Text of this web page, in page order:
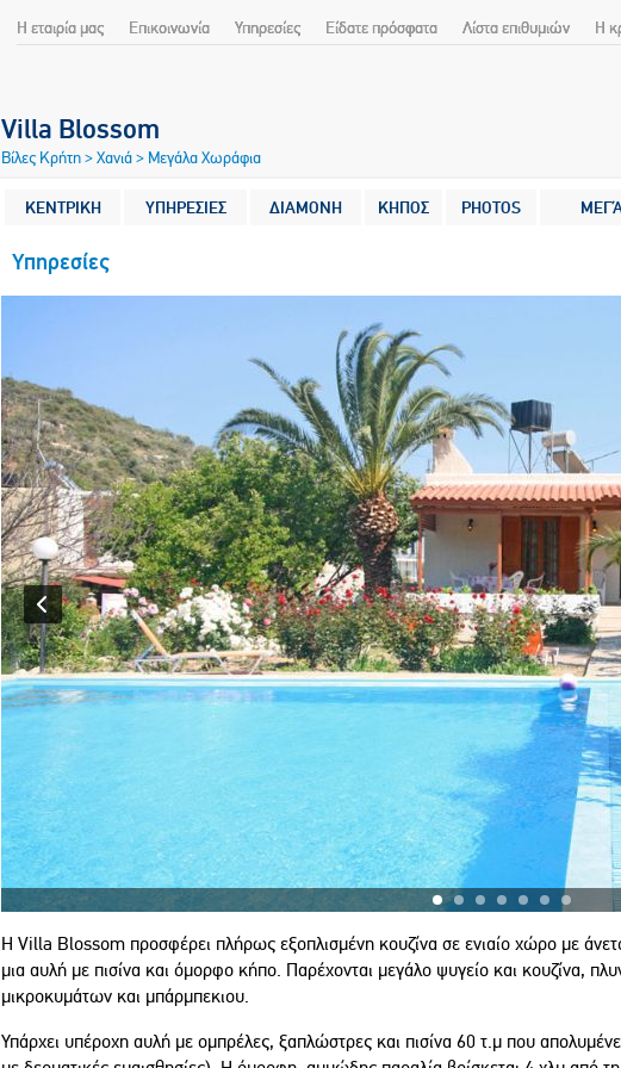
Η εταιρία μας Επικοινωνία Υπηρεσίες Είδατε πρόσφατα Λίστα επιθυμιών Η
Villa Blossom
Βίλες Κρήτη>Χανιά> Μεγάλα Χωράφια
ΚΕΝΤΡΙΚΗ ΥΠΗΡΕΣΙΕΣ ΔΙΑΜΟΝΗ ΚΗΠΟΣ PHOTOS
Υπηρεσίες
Η Villa Blossom προσφέρει πλήρως εξοπλισμένη κουζίνα σε ενιαίο χώρο με
μια αυλή με πισίνα και όμορφο κήπο. Παρέχονται μεγάλο ψυγείο και κουζίνα,
μικροκυμάτων και μπάρμπεκιου.
Υπάρχει υπέροχη αυλή με ομπρέλες, ξαπλώστρες και πισίνα 60 τ.μ που